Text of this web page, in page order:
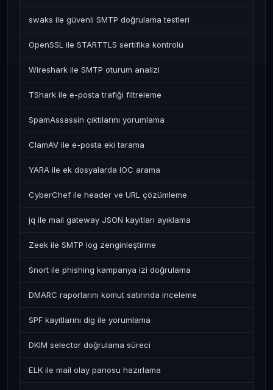
swaks ile güvenli SMTP doğrulama testleri
OpenSSL ile STARTTLS sertifika kontrolü
Wireshark ile SMTP oturum analizi
TShark ile e-posta trafiği filtreleme
SpamAssassin çıktılarını yorumlama
ClamAV ile e-posta eki tarama
YARA ile ek dosyalarda IOC arama
CyberChef ile header ve URL çözümleme
jq ile mail gateway JSON kayıtları ayıklama
Zeek ile SMTP log zenginleştirme
Snort ile phishing kampanya izi doğrulama
DMARC raporlarını komut satırında inceleme
SPF kayıtlarını dig ile yorumlama
DKIM selector doğrulama süreci
ELK ile mail olay panosu hazırlama